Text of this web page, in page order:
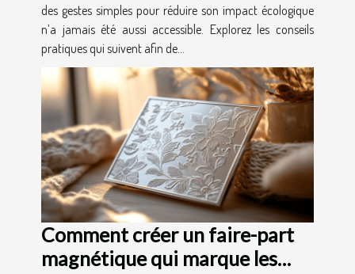
des gestes simples pour réduire son impact écologique
n’a jamais été aussi accessible. Explorez les conseils
pratiques qui suivent afin de...
Comment créer un faire-part
magnétique qui marque les